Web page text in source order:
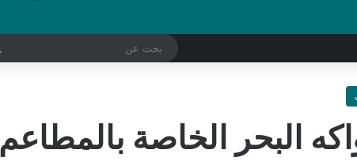
البحر الخاصة بالمطاعم